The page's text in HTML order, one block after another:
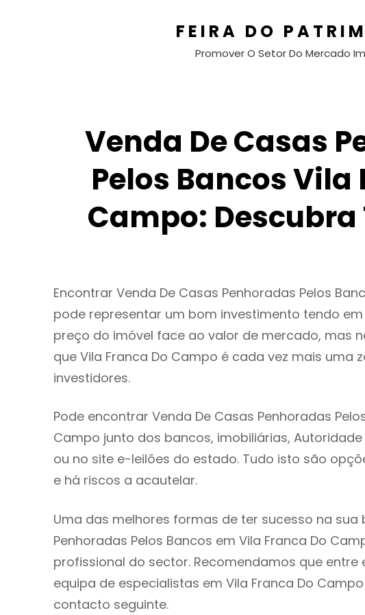
FEIRA DO
Promover O Setor Do Mercado
Venda De Casas
Pelos Bancos Vila
Campo: Descubra
Encontrar Venda De Casas Penhoradas Pelos
pode representar um bom investimento tendo
preço do imóvel face ao valor de mercado, mas
que Vila Franca Do Campo é cada vez mais uma
investidores.
Pode encontrar Venda De Casas Penhoradas
Campo junto dos bancos, imobiliárias,
ou no site e-leilões do estado. Tudo isto são
e há riscos a acautelar.
Uma das melhores formas de ter sucesso na sua
Penhoradas Pelos Bancos em Vila Franca Do
profissional do sector. Recomendamos que
equipa de especialistas em Vila Franca Do
contacto seguinte.